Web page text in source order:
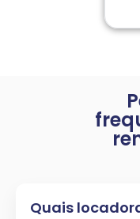
Quais